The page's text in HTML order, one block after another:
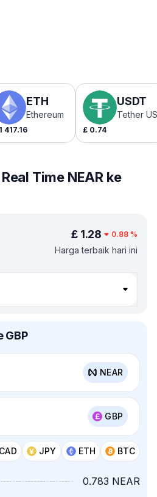
ETH
Ethereum
1 417.16
USDT
Tether
£ 0.74
Time NEAR ke
£ 1.28 0.88 %
Harga terbaik hari ini
GBP
NEAR
GBP
CAD JPY ETH BTC
0.783 NEAR